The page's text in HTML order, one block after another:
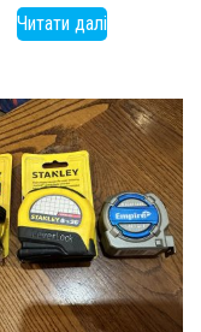
Читати далі